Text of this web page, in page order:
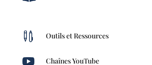
 Outils et Ressources
 Chaînes YouTube